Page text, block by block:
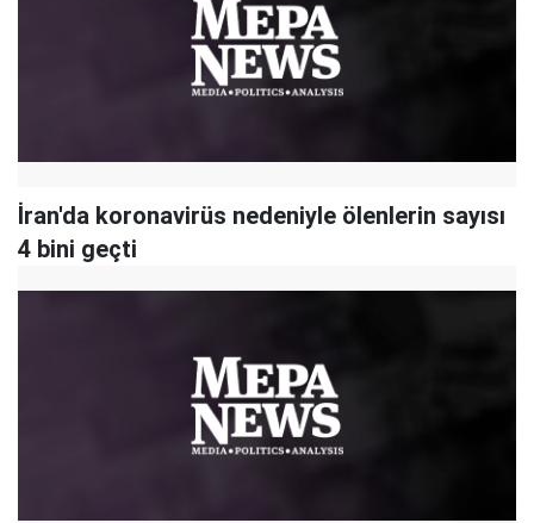
İran'da koronavirüs nedeniyle ölenlerin sayısı
4 bini geçti